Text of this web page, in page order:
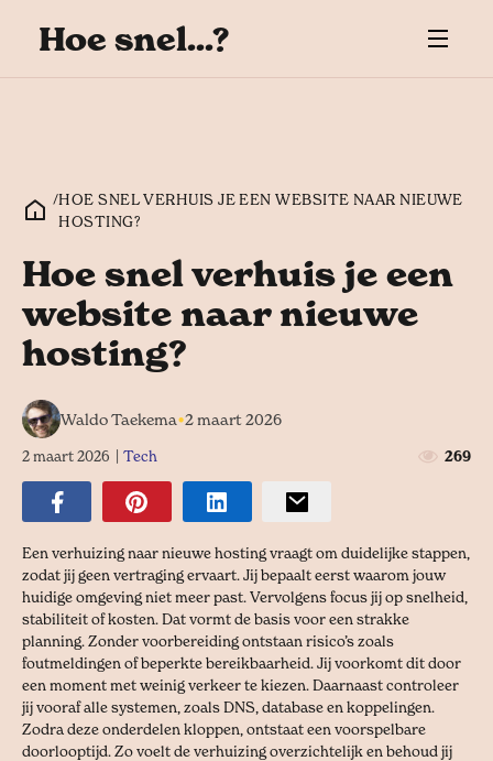
Hoe snel...?
/HOE SNEL VERHUIS JE EEN WEBSITE NAAR NIEUWE
HOSTING?
Hoe snel verhuis je een
website naar nieuwe
hosting?
Waldo Taekema•2 maart 2026
2 maart 2026 Tech 269
Een verhuizing naar nieuwe hosting vraagt om duidelijke stappen,
zodat jij geen vertraging ervaart. Jij bepaalt eerst waarom jouw
huidige omgeving niet meer past. Vervolgens focus jij op snelheid,
stabiliteit of kosten. Dat vormt de basis voor een strakke
planning. Zonder voorbereiding ontstaan risico’s zoals
foutmeldingen of beperkte bereikbaarheid. Jij voorkomt dit door
een moment met weinig verkeer te kiezen. Daarnaast controleer
jij vooraf alle systemen, zoals DNS, database en koppelingen.
Zodra deze onderdelen kloppen, ontstaat een voorspelbare
doorlooptijd. Zo voelt de verhuizing overzichtelijk en behoud jij